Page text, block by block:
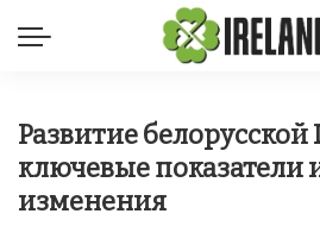
Развитие
ключевые показатели
изменения